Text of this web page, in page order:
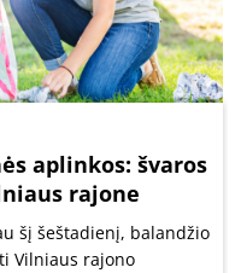
aplinkos: švaros
rajone
šį šeštadienį, balandžio
Vilniaus rajono